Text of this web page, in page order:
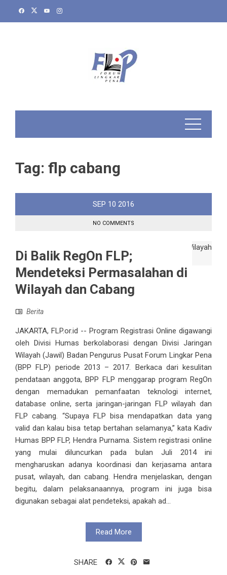
Tag: flp cabang
SEP 10 2016
NO COMMENTS
Di Balik RegOn FLP;
Mendeteksi Permasalahan di
Wilayah dan Cabang
Berita
JAKARTA, FLP.or.id -- Program Registrasi Online digawangi
oleh Divisi Humas berkolaborasi dengan Divisi Jaringan
Wilayah (Jawil) Badan Pengurus Pusat Forum Lingkar Pena
(BPP FLP) periode 2013 – 2017. Berkaca dari kesulitan
pendataan anggota, BPP FLP menggarap program RegOn
dengan memadukan pemanfaatan teknologi internet,
database online, serta jaringan-jaringan FLP wilayah dan
FLP cabang. “Supaya FLP bisa mendapatkan data yang
valid dan kalau bisa tetap bertahan selamanya,” kata Kadiv
Humas BPP FLP, Hendra Purnama. Sistem registrasi online
yang mulai diluncurkan pada bulan Juli 2014 ini
mengharuskan adanya koordinasi dan kerjasama antara
pusat, wilayah, dan cabang. Hendra menjelaskan, dengan
begitu, dalam pelaksanaannya, program ini juga bisa
digunakan sebagai alat pendeteksi, apakah ad...
Read More
SHARE